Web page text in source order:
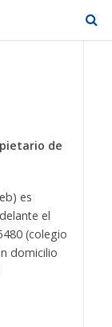
de
es
el
(colegio
domicilio